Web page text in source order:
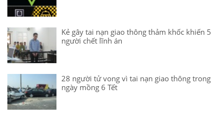
Kẻ gây tai nạn giao thông thảm khốc khiến 5
người chết lĩnh án
28 người tử vong vì tai nạn giao thông trong
ngày mồng 6 Tết